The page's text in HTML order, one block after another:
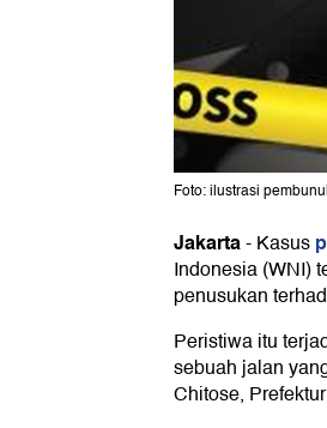
Foto: ilustrasi
Jakarta-Kasus
Indonesia (WNI)
penusukan
Peristiwa itu
sebuah jalan
Chitose,